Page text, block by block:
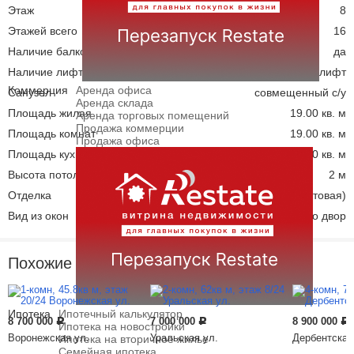
Коммерция
Аренда офиса
Аренда склада
Аренда торговых помещений
Продажа коммерции
Продажа офиса
Ипотека
Ипотечный калькулятор
Ипотека на новостройки
Ипотека на вторичное жилье
Этаж
8
Этажей всего
16
Наличие балкона
да
Наличие лифта
пассажирский лифт
Санузел
совмещенный с/у
Площадь жилая
19.00 кв. м
Площадь комнат
19.00 кв. м
Площадь кухни
10.00 кв. м
Высота потолков
2 м
Отделка
под ключ (чистовая)
Вид из окон
во двор
Похожие предложения
8 700 000 Р
Воронежская ул.
7 000 000 Р
Уральская ул.
8 900 000 Р